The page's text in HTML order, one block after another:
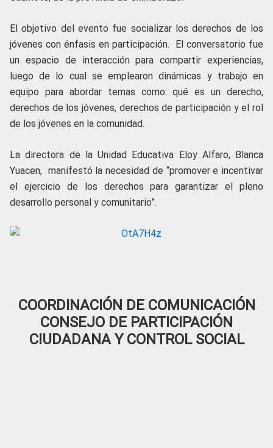
El objetivo del evento fue socializar los derechos de los
jóvenes con énfasis en participación. El conversatorio fue
un espacio de interacción para compartir experiencias,
luego de lo cual se emplearon dinámicas y trabajo en
equipo para abordar temas como: qué es un derecho,
derechos de los jóvenes, derechos de participación y el rol
de los jóvenes en la comunidad.
La directora de la Unidad Educativa Eloy Alfaro, Blanca
Yuacen, manifestó la necesidad de “promover e incentivar
el ejercicio de los derechos para garantizar el pleno
desarrollo personal y comunitario”.
COORDINACIÓN DE COMUNICACIÓN
CONSEJO DE PARTICIPACIÓN
CIUDADANA Y CONTROL SOCIAL